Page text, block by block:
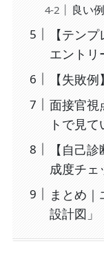
良い例
【テン
エントリ
【失敗
面接官視
トで見て
【自己
成度チェ
まとめ
設計図」